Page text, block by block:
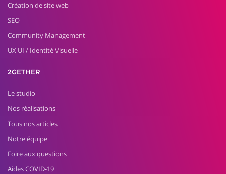
Création de site web
SEO
Community Management
UX UI / Identité Visuelle
2GETHER
Le studio
Nos réalisations
Tous nos articles
Notre équipe
Foire aux questions
Aides COVID-19